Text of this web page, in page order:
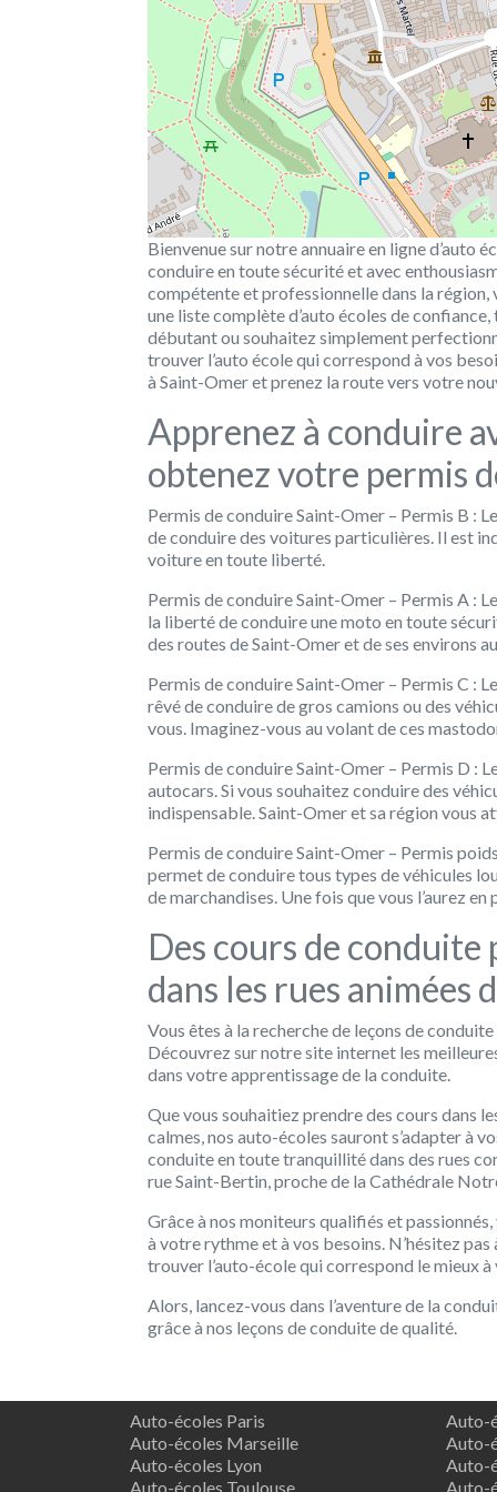
Bienvenue sur notre annuaire en ligne d’auto
conduire en toute sécurité et avec
compétente et professionnelle dans la
une liste complète d’auto écoles de
débutant ou souhaitez simplement
trouver l’auto école qui correspond à vos
à Saint-Omer et prenez la route vers votre
Apprenez à conduire
obtenez votre permis
Permis de conduire Saint-Omer – Permis B :
de conduire des voitures particulières. Il est
voiture en toute liberté.
Permis de conduire Saint-Omer – Permis A :
la liberté de conduire une moto en toute
des routes de Saint-Omer et de ses environs
Permis de conduire Saint-Omer – Permis C :
rêvé de conduire de gros camions ou des
vous. Imaginez-vous au volant de ces
Permis de conduire Saint-Omer – Permis D :
autocars. Si vous souhaitez conduire des
indispensable. Saint-Omer et sa région vous
Permis de conduire Saint-Omer – Permis
permet de conduire tous types de véhicules
de marchandises. Une fois que vous l’aurez
Des cours de
dans les rues animées
Vous êtes à la recherche de leçons de
Découvrez sur notre site internet les
dans votre apprentissage de la conduite.
Que vous souhaitiez prendre des cours dans
calmes, nos auto-écoles sauront s’adapter à
conduite en toute tranquillité dans des rues
rue Saint-Bertin, proche de la Cathédrale
Grâce à nos moniteurs qualifiés et
à votre rythme et à vos besoins. N’hésitez
trouver l’auto-école qui correspond le mieux
Alors, lancez-vous dans l’aventure de la
grâce à nos leçons de conduite de qualité.
Auto-écoles Paris
Auto-écoles Marseille
Auto-écoles Lyon
Auto-écoles Toulouse
Auto-
Auto-
Auto-
Auto-